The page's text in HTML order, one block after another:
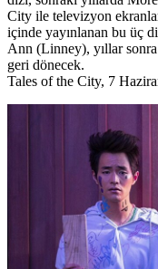
City ile televizyon
içinde yayınlanan bu üç
Ann (Linney), yıllar
geri dönecek.
Tales of the City, 7